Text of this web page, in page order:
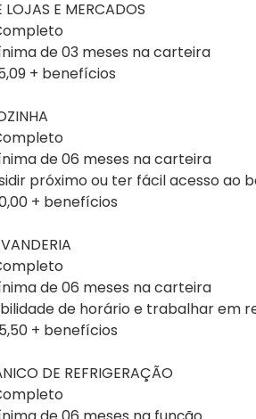
LOJAS E MERCADOS
de 03 meses na carteira
+ benefícios
de 06 meses na carteira
próximo ou ter fácil acesso ao
+ benefícios
de 06 meses na carteira
de horário e trabalhar em
+ benefícios
DE REFRIGERAÇÃO